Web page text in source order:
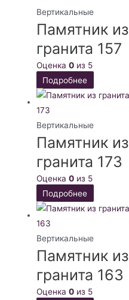
Вертикальные
Памятник из
гранита 157
Оценка0 из 5
Подробнее
Вертикальные
Памятник из
гранита 173
Оценка0 из 5
Подробнее
Вертикальные
Памятник из
гранита 163
Оценка0 из 5